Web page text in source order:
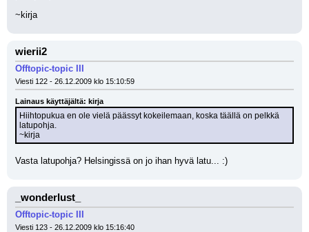
~kirja
wierii2
Offtopic-topic III
Viesti 122 - 26.12.2009 klo 15:10:59
Lainaus käyttäjältä: kirja
Hiihtopukua en ole vielä päässyt kokeilemaan, koska täällä on pelkkä
latupohja.
~kirja
Vasta latupohja? Helsingissä on jo ihan hyvä latu... :)
_wonderlust_
Offtopic-topic III
Viesti 123 - 26.12.2009 klo 15:16:40